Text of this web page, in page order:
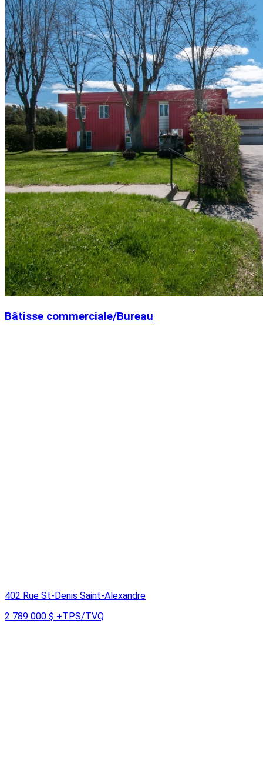
Bâtisse commerciale/Bureau
402 Rue St-Denis Saint-Alexandre
2 789 000 $ +TPS/TVQ